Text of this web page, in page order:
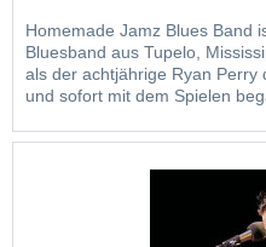
Homemade Jamz Blues Band
Bluesband aus Tupelo,
als der achtjährige Ryan Perry
und sofort mit dem Spielen
jüngeren Bruder Kyle am